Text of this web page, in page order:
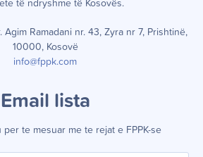
të ndryshme të Kosovës.
Agim Ramadani nr. 43, Zyra nr 7, Prishtinë,
10000, Kosovë
info@fppk.com
Email lista
per te mesuar me te rejat e FPPK-se